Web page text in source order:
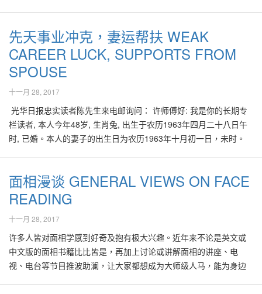
明年内遇上心上人。根据姓名学的计算，黄小姐的名字笔画不太吉
利，鉴于为保护其个人私隐，好风水将另行电邮相关建议。 从好风
水的角度来进一步探讨，黄小姐应该检查居家的厕所、储藏室，是
否坐落在东方位，即她个人的桃花位。她家中及卧房的东方位必须
保持整洁、光亮，避免储放杂物、脏物。建议她在卧房的正东方
位，长期摆设鲜艳夺目的花卉，或有浪漫爱情气息的画像，催动桃
花运，可期在今年底或2011年内，出现真命天子。 高深的风水处理
桃花及婚姻法门，必须配合当事人的详细八字分析，以及家居的风
应。 然而并不是每一位风水师都熟悉掌握或深入了解八字的分析法
门，因此大多只能根据个人的生肖来建议催动桃花的步骤。虽然不
像根据八字分析配合风水这般有效，依据个人生肖来催动桃花的方
法，仍带有一定的效应，如： 生肖属兔、猪、羊的人，在2010年里
想要催动桃花运，可以在北方位摆设带有浪漫气息，多蓝色，素色
的花卉，或画像，可望在今年底，找到意中人。 生肖属虎、狗、马
的人，想要在2010年里催动桃花运，可以在东方位摆设带有浪漫气
息，多红色，绿色，桃色的花卉，或画像，可望在今年初，找到心
上人。 生肖属龙、鼠、猴的人，想要在2010年里催动桃花运，可以
在西方位摆设带有浪漫气息，多白色，黄色的花卉，或画像，可望
的旅游、升迁及移民等相关运势。这个部位如有恶痣，表示出门旅
行或在外做生意时会很不顺遂。 耳朵后面有一颗痣，耳聪目明，常
有贵人相助。耳朵上有痣者，皆代表聪明、孝顺的人。耳垂上有痣
是大吉。手心有也好，手心的痣，善思考，细致谨慎。女性耳珠垂
有痔，表示老公能白手兴家、与妯娌好相处。耳朵小而没有耳珠的
称"事业宫"，象征一个人事业的发展及职位的升迁，从这个部位的气
色可以断出一个人一生的吉凶祸福，这个部位如有善痣，表示将来
会拥有庞大的事业，如果是一颗灰黯的恶痣，虚岁28前后很可能会
发生严重的婚姻或感情问题。 眼白里有痣，表示个性聪明灵活，能
见风转舵，不太挑剔爱情对象，基本上只要某一方面能够迎合他，
他也就会轻易接受爱情了，因此这样的人桃花也就比较多。 眉毛的
后半部在相学上称之为"彩霞"，象征着一个人的理智与才能，眉尾如
果有善痣，可谓"喜上眉梢"，表示你的人际关系很好，做生意很有一
面相十二宫中称为"财帛宫"，鼻头越丰隆，收入的来源很多，鼻翼越
饱满，积储能力也越强。鼻头上突然出现痣，表示你最近会破点小
财，女性则夫运较差，总是会为了另一半而烦心，疾病方面则小心
得到痔疮，尤其虚岁48的时候要特别注意。鼻翼上若有痣，钱财容
后，能够继续得到好风水的更大助力，使一家人能更上一层楼。
Chris在电话里形容，当他与家人步入那几间还没卖出的单位参观
时，心里感到很舒服，觉得它们的"磁场"都很好，因此初步认为风水
也好。 由于购买房屋绝不像买件衣服那么简单，买错了可以换或丢
掉。尤其是这一类高档房产，所付出的代价可是多数人大半生的储
蓄与努力。再加上Chris在这些年来，深深地体会到风水对他及家人
的积极效应，于是为了避免选择错误，也为确保在新居能继续得到
风水更好的眷顾，便急call笔者助他一臂之力。 许多人在选择房地产
居的身份，房屋如果能够称托出自身的气派或身份象征是最好不
过。 至于风水的范围，一般人知道其重要性，但由于市面上滥竽充
数者甚多，不知要信谁才好。于是有些人会参考一些普通风水书
籍、或道听途说，如避免房屋面向灯柱、路冲、死胡同等简单理
论，或干脆只靠当时的感觉来做购买决定。 一般来讲，我们是极少
会遇到屋子大门对正电灯柱的。其实在风水学来说，选择房屋时，
不单是只对正大门的灯柱会带来负面影响，在房屋外左、右45度以
先天事业冲克，妻运帮扶 WEAK
CAREER LUCK, SUPPORTS FROM
SPOUSE
十一月 28, 2017
光华日报忠实读者陈先生来电邮询问： 许师傅好: 我是你的长期专
栏读者, 本人今年48岁, 生肖兔, 出生于农历1963年四月二十八日午
时, 已婚。本人的妻子的出生日为农历1963年十月初一日，未时。
请问是否适合居住？ 林先生上 林先生的八字如下 庚 甲 丁 癸
午 子 巳 卯 林先生的八字显示他长得一表人才，天性聪明，好
导致先天性格稍显急躁，在事业上稍少耐心、且变动多。 林先生的
事业运自2002年开始就不太顺意、看来当年应有事业上的重大变
动。进入2008年虚46岁开始，其事业、健康甚至夫妻运皆进一步滑
落，尤其是在2008与2009年里，虽然已加多倍努力，但都未必达到
面相漫谈 GENERAL VIEWS ON FACE
READING
十一月 28, 2017
许多人皆对面相学感到好奇及抱有极大兴趣。近年来不论是英文或
中文版的面相书籍比比皆是，再加上讨论或讲解面相的讲座、电
视、电台等节目推波助澜，让大家都想成为大师级人马，能为身边